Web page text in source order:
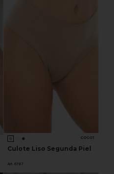
COCOT
Culote Liso Segunda Piel
Art. 6787